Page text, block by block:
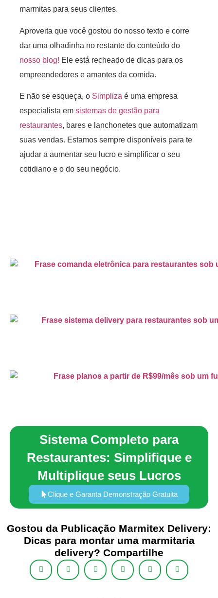
marmitas para seus clientes.
Aproveita que você gostou do nosso texto e corre
dar uma olhadinha no restante do conteúdo do
nosso blog! Ele está recheado de dicas para os
empreendedores e amantes da comida.
E não se esqueça, o Simpliza é uma empresa
especialista em sistemas de gestão para
restaurantes, bares e lanchonetes que automatizam
suas vendas. Estamos sempre disponíveis para te
ajudar a aumentar seu lucro e simplificar o seu
cotidiano e o do seu negócio.
Sistema Completo para
Restaurantes: Simplifique e
Multiplique seus Lucros
Clique e Garanta Demonstração Gratuita
Gostou da Publicação Marmitex Delivery:
Dicas para montar uma marmitaria
delivery? Compartilhe